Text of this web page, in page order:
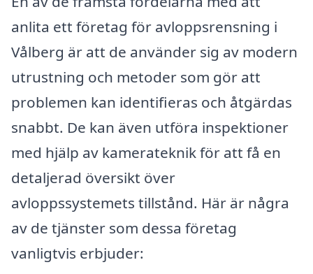
anlita ett företag för avloppsrensning i
Vålberg är att de använder sig av modern
utrustning och metoder som gör att
problemen kan identifieras och åtgärdas
snabbt. De kan även utföra inspektioner
med hjälp av kamerateknik för att få en
detaljerad översikt över
avloppssystemets tillstånd. Här är några
av de tjänster som dessa företag
vanligtvis erbjuder: